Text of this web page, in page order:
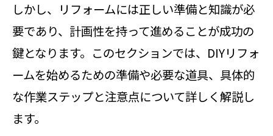
しかし、リフォームには正しい準備と知識が必
要であり、計画性を持って進めることが成功の
鍵となります。このセクションでは、DIYリフォ
ームを始めるための準備や必要な道具、具体的
な作業ステップと注意点について詳しく解説し
ます。